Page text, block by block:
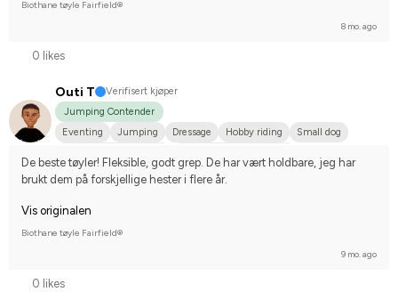
Biothane tøyle Fairfield®
8 mo. ago
0 likes
Outi T
Verifisert kjøper
Jumping Contender
Eventing
Jumping Dressage Hobby riding
Small dog
De beste tøyler! Fleksible, godt grep. De har vært holdbare, jeg har
brukt dem på forskjellige hester i flere år.
Vis originalen
Biothane tøyle Fairfield®
9 mo. ago
0 likes